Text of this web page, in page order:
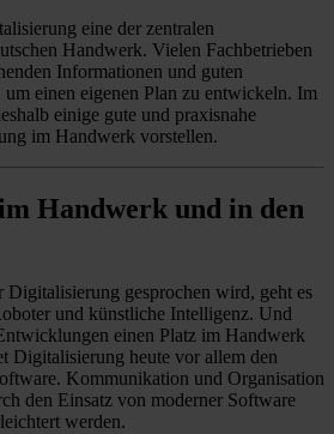
eine der zentralen
Handwerk. Vielen Fachbetrieben
Informationen und guten
um einen eigenen Plan zu entwickeln. Im
einige gute und praxisnahe
im Handwerk vorstellen.
Handwerk und in den
Digitalisierung gesprochen wird, geht es
und künstliche Intelligenz. Und
einen Platz im Handwerk
Digitalisierung heute vor allem den
Kommunikation und Organisation
den Einsatz von moderner Software
werden.